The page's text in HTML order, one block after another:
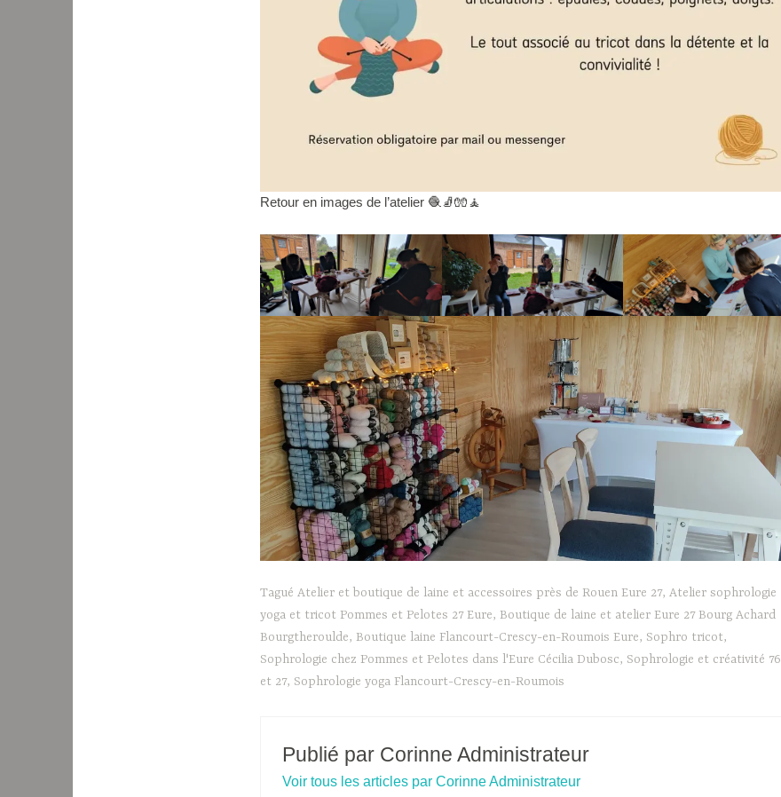
Retour en images de l’atelier 🧶🧦🧤🧘
Tagué Atelier et boutique de laine et accessoires près de Rouen Eure 27, Atelier sophrologie
yoga et tricot Pommes et Pelotes 27 Eure, Boutique de laine et atelier Eure 27 Bourg Achard
Bourgtheroulde, Boutique laine Flancourt-Crescy-en-Roumois Eure, Sophro tricot,
Sophrologie chez Pommes et Pelotes dans l'Eure Cécilia Dubosc, Sophrologie et créativité 76
et 27, Sophrologie yoga Flancourt-Crescy-en-Roumois
Publié par Corinne Administrateur
Voir tous les articles par Corinne Administrateur